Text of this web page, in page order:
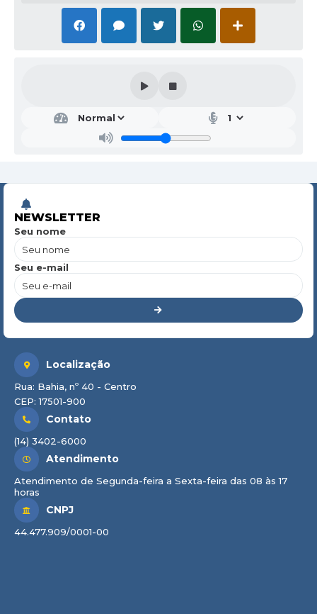
NEWSLETTER
Seu nome
Seu e-mail
Localização
Rua: Bahia, nº 40 - Centro
CEP: 17501-900
Contato
(14) 3402-6000
Atendimento
Atendimento de Segunda-feira a Sexta-feira das 08 às 17
horas
CNPJ
44.477.909/0001-00